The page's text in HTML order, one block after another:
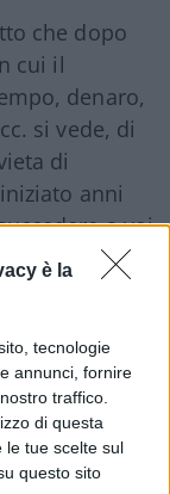
è la
tecnologie
annunci, fornire
traffico.
di questa
le tue scelte sul
questo sito
che dopo
cui il
denaro,
si vede, di
di
anni
a voi
2020 presso
Equitalia
regolarità